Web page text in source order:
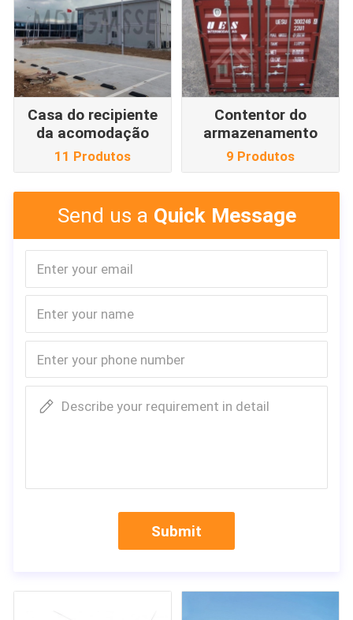
Casa do recipiente
da acomodação
11 Produtos
Contentor do
armazenamento
9 Produtos
Send us a Quick Message
Describe your requirement in detail
Submit